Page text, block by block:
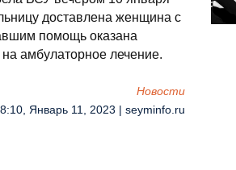
доставлена женщина с
помощь оказана
амбулаторное лечение.
Новости
Январь 11, 2023 | seyminfo.ru